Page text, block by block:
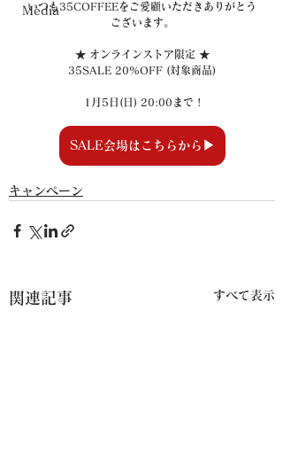
Media
いつも35COFFEEをご愛顧いただきありがとう
ございます。
★ オンラインストア限定 ★
35SALE 20%OFF (対象商品)
1月5日(日) 20:00まで !
SALE会場はこちらから▶
キャンペーン
関連記事 すべて表示